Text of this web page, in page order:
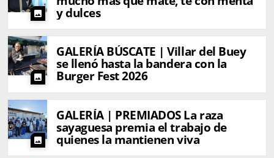
photo y dulces
photo
GALERÍA BÚSCATE | Villar del Buey
se llenó hasta la bandera con la
Burger Fest 2026
photo
GALERÍA | PREMIADOS La raza
sayaguesa premia el trabajo de
quienes la mantienen viva